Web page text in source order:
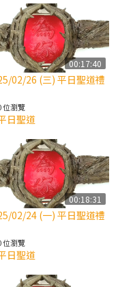
「四旬期避靜」—【逾
戒的意義與益處
：「如果你的痛苦比快
/ 應芝莉老師
「四旬期避靜」—【逾
的靈修，「不占為己
「耶穌為什麼降生到
頌頌歌 – 太陽與生態音
逝教宗方濟各（中）
00:17:40
02/26 (三) 平日聖道禮
位瀏覽
日聖道
00:18:31
02/24 (一) 平日聖道禮
位瀏覽
日聖道